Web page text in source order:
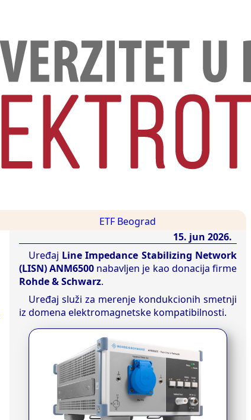
ETF Beograd
15. jun 2026.
Uređaj Line Impedance Stabilizing Network
(LISN) ANM6500nabavljen je kao donacija firme
Rohde & Schwarz.
Uređaj služi za merenje kondukcionih smetnji
iz domena elektromagnetske kompatibilnosti.